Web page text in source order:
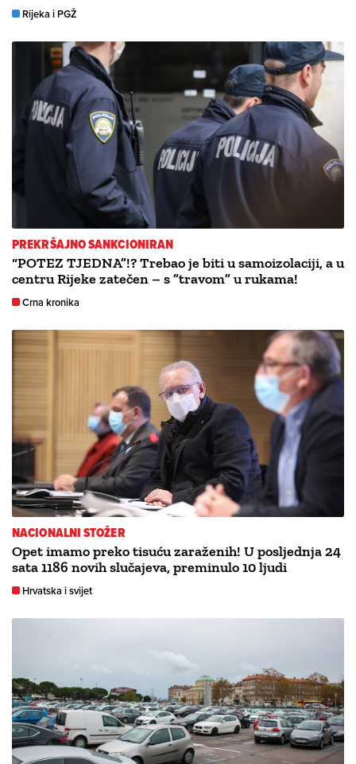
Rijeka i PGŽ
PREKRŠAJNO SANKCIONIRAN
“POTEZ TJEDNA”!? Trebao je biti u samoizolaciji, a u
centru Rijeke zatečen – s ”travom” u rukama!
Crna kronika
NACIONALNI STOŽER
Opet imamo preko tisuću zaraženih! U posljednja 24
sata 1186 novih slučajeva, preminulo 10 ljudi
Hrvatska i svijet